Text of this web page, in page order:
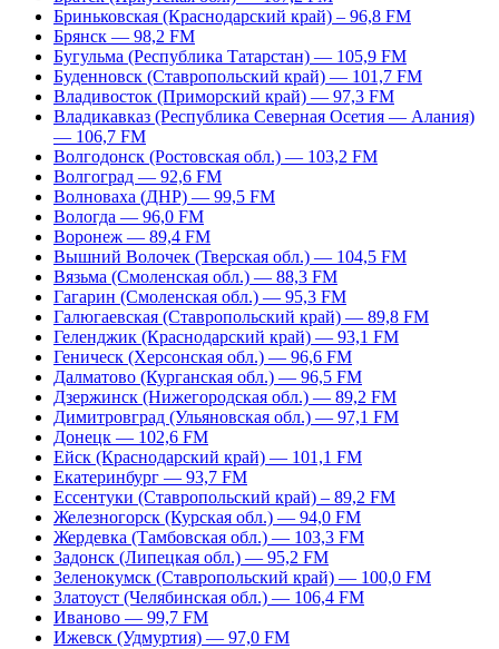
Бриньковская (Краснодарский край) – 96,8 FM
Брянск — 98,2 FM
Бугульма (Республика Татарстан) — 105,9 FM
Буденновск (Ставропольский край) — 101,7 FM
Владивосток (Приморский край) — 97,3 FM
Владикавказ (Республика Северная Осетия — Алания)
— 106,7 FM
Волгодонск (Ростовская обл.) — 103,2 FM
Волгоград — 92,6 FM
Волноваха (ДНР) — 99,5 FM
Вологда — 96,0 FM
Воронеж — 89,4 FM
Вышний Волочек (Тверская обл.) — 104,5 FM
Вязьма (Смоленская обл.) — 88,3 FM
Гагарин (Смоленская обл.) — 95,3 FM
Галюгаевская (Ставропольский край) — 89,8 FM
Геленджик (Краснодарский край) — 93,1 FM
Геническ (Херсонская обл.) — 96,6 FM
Далматово (Курганская обл.) — 96,5 FM
Дзержинск (Нижегородская обл.) — 89,2 FM
Димитровград (Ульяновская обл.) — 97,1 FM
Донецк — 102,6 FM
Ейск (Краснодарский край) — 101,1 FM
Екатеринбург — 93,7 FM
Ессентуки (Ставропольский край) – 89,2 FM
Железногорск (Курская обл.) — 94,0 FM
Жердевка (Тамбовская обл.) — 103,3 FM
Задонск (Липецкая обл.) — 95,2 FM
Зеленокумск (Ставропольский край) — 100,0 FM
Златоуст (Челябинская обл.) — 106,4 FM
Иваново — 99,7 FM
Ижевск (Удмуртия) — 97,0 FM